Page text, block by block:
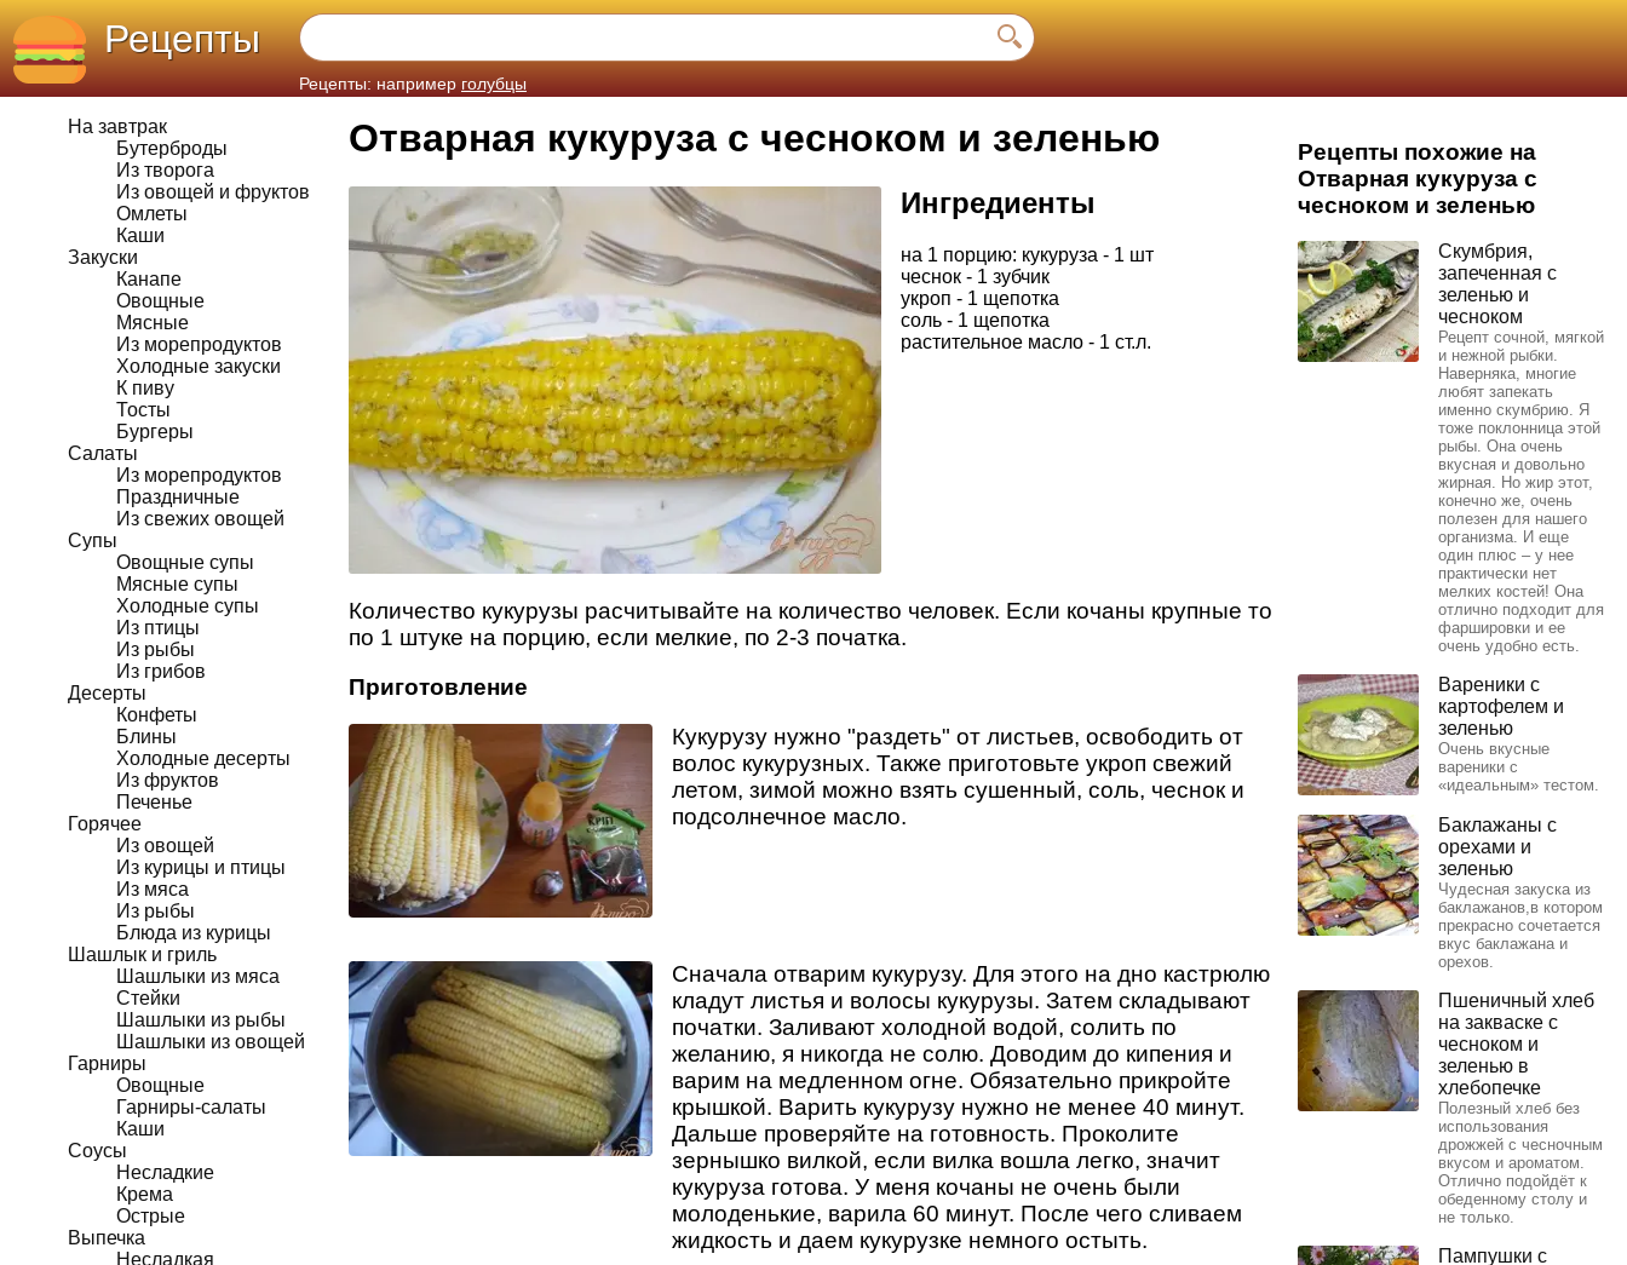
Рецепты
Рецепты: например голубцы
На завтрак
Бутерброды
Из творога
Из овощей и фруктов
Омлеты
Каши
Закуски
Канапе
Овощные
Мясные
Из морепродуктов
Холодные закуски
К пиву
Тосты
Бургеры
Салаты
Из морепродуктов
Праздничные
Из свежих овощей
Супы
Овощные супы
Мясные супы
Холодные супы
Из птицы
Из рыбы
Из грибов
Десерты
Конфеты
Блины
Холодные десерты
Из фруктов
Печенье
Горячее
Из овощей
Из курицы и птицы
Из мяса
Из рыбы
Блюда из курицы
Шашлык и гриль
Шашлыки из мяса
Стейки
Шашлыки из рыбы
Шашлыки из овощей
Гарниры
Овощные
Гарниры-салаты
Каши
Соусы
Несладкие
Крема
Острые
Выпечка
Несладкая
Отварная кукуруза с чесноком и зеленью
Ингредиенты
на 1 порцию: кукуруза - 1 шт
чеснок - 1 зубчик
укроп - 1 щепотка
соль - 1 щепотка
растительное масло - 1 ст.л.
Количество кукурузы расчитывайте на количество человек. Если кочаны крупные то
по 1 штуке на порцию, если мелкие, по 2-3 початка.
Приготовление
Кукурузу нужно "раздеть" от листьев, освободить от
волос кукурузных. Также приготовьте укроп свежий
летом, зимой можно взять сушенный, соль, чеснок и
подсолнечное масло.
Сначала отварим кукурузу. Для этого на дно кастрюлю
кладут листья и волосы кукурузы. Затем складывают
початки. Заливают холодной водой, солить по
желанию, я никогда не солю. Доводим до кипения и
варим на медленном огне. Обязательно прикройте
крышкой. Варить кукурузу нужно не менее 40 минут.
Дальше проверяйте на готовность. Проколите
зернышко вилкой, если вилка вошла легко, значит
кукуруза готова. У меня кочаны не очень были
молоденькие, варила 60 минут. После чего сливаем
жидкость и даем кукурузке немного остыть.
Рецепты похожие на
Отварная кукуруза с
чесноком и зеленью
Скумбрия,
запеченная с
зеленью и
чесноком
Рецепт сочной, мягкой
и нежной рыбки.
Наверняка, многие
любят запекать
именно скумбрию. Я
тоже поклонница этой
рыбы. Она очень
вкусная и довольно
жирная. Но жир этот,
конечно же, очень
полезен для нашего
организма. И еще
один плюс – у нее
практически нет
мелких костей! Она
отлично подходит для
фаршировки и ее
очень удобно есть.
Вареники с
картофелем и
зеленью
Очень вкусные
вареники с
«идеальным» тестом.
Баклажаны с
орехами и
зеленью
Чудесная закуска из
баклажанов,в котором
прекрасно сочетается
вкус баклажана и
орехов.
Пшеничный хлеб
на закваске с
чесноком и
зеленью в
хлебопечке
Полезный хлеб без
использования
дрожжей с чесночным
вкусом и ароматом.
Отлично подойдёт к
обеденному столу и
не только.
Пампушки с